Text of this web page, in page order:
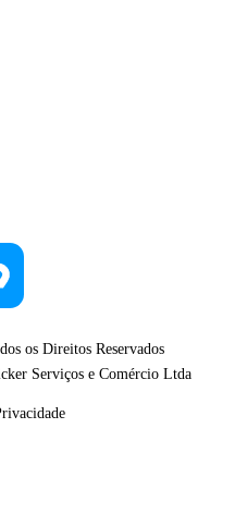
os Direitos Reservados
Serviços e Comércio Ltda